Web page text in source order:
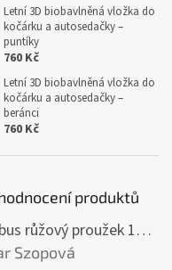
Letní 3D biobavlněná vložka do
kočárku a autosedačky –
puntíky
760 Kč
Letní 3D biobavlněná vložka do
kočárku a autosedačky –
beránci
760 Kč
produktů
Deka bambus růžový proužek 160 x 200 cm
je 5 z 5 hvězdiček.
Szopová